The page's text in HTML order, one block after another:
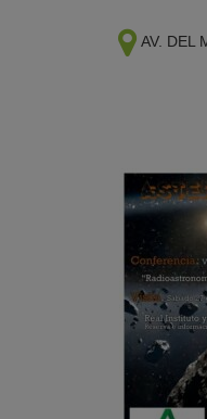
AV. DEL